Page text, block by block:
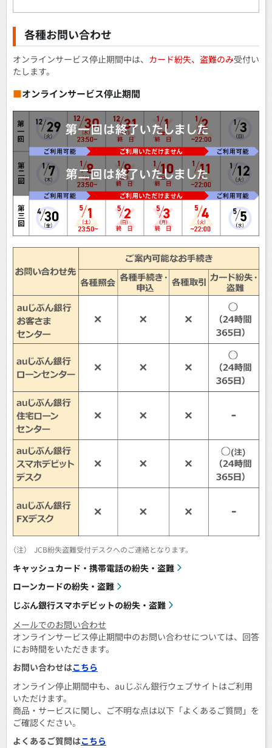
各種お問い合わせ
オンラインサービス停止期間中は、 カード紛失、盗難のみ受付い
たします。
■オンラインサービス停止期間
（注） JCB紛失盗難受付デスクへのご連絡となります。
キャッシュカード・携帯電話の紛失・盗難
ローンカードの紛失・盗難
じぶん銀行スマホデビットの紛失・盗難
メールでのお問い合わせ
オンラインサービス停止期間中のお問い合わせについては、回答
にお時間をいただきます。
お問い合わせはこちら
オンライン停止期間中も、auじぶん銀行ウェブサイトはご利用
いただけます。
商品・サービスに関し、ご不明な点は以下「よくあるご質問」を
ご確認ください。
よくあるご質問はこちら